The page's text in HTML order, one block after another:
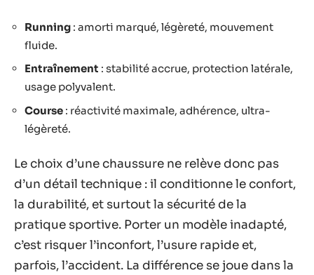
Running : amorti marqué, légèreté, mouvement
fluide.
Entraînement : stabilité accrue, protection latérale,
usage polyvalent.
Course : réactivité maximale, adhérence, ultra-
légèreté.
Le choix d’une chaussure ne relève donc pas
d’un détail technique : il conditionne le confort,
la durabilité, et surtout la sécurité de la
pratique sportive. Porter un modèle inadapté,
c’est risquer l’inconfort, l’usure rapide et,
parfois, l’accident. La différence se joue dans la